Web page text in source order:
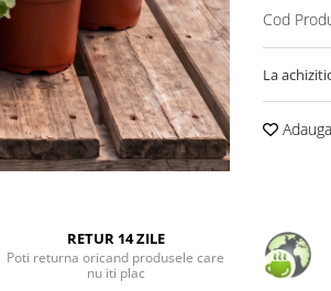
Cod
La
RETUR 14 ZILE
Poti returna oricand produsele care
nu iti plac